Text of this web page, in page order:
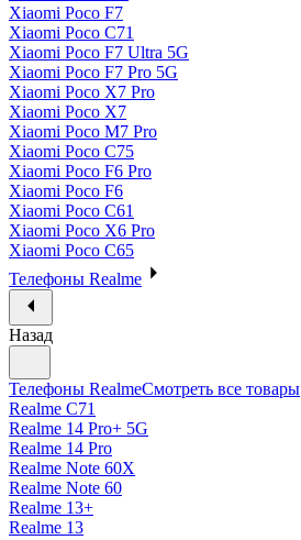
Xiaomi Poco F7
Xiaomi Poco C71
Xiaomi Poco F7 Ultra 5G
Xiaomi Poco F7 Pro 5G
Xiaomi Poco X7 Pro
Xiaomi Poco X7
Xiaomi Poco M7 Pro
Xiaomi Poco C75
Xiaomi Poco F6 Pro
Xiaomi Poco F6
Xiaomi Poco C61
Xiaomi Poco X6 Pro
Xiaomi Poco C65
Телефоны Realme
Назад
Телефоны RealmeСмотреть все товары
Realme C71
Realme 14 Pro+ 5G
Realme 14 Pro
Realme Note 60X
Realme Note 60
Realme 13+
Realme 13